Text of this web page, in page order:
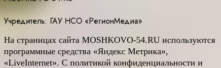
Учредитель: ГАУ НСО «РегионМедиа»
На страницах сайта MOSHKOVO-54.RU используются
программные средства «Яндекс Метрика»,
«LiveInternet». С политикой конфиденциальности и